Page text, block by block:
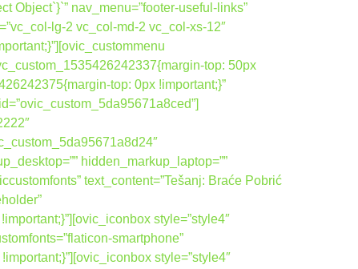
Object`}`” nav_menu=”footer-useful-links”
lg-2 vc_col-md-2 vc_col-xs-12″
top: 50px
top: 0px !important;}”
hidden_markup_laptop=””
text_content=”Tešanj: Braće Pobrić
style=”style4″
smartphone”
style=”style4″